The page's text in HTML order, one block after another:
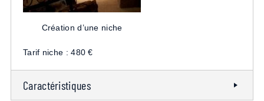
Création d’une niche
Tarif niche : 480 €
Caractéristiques